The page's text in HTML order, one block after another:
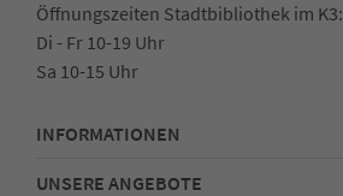
Öffnungszeiten Stadtbibliothek im K3:
Di - Fr 10-19 Uhr
Sa 10-15 Uhr
INFORMATIONEN
UNSERE ANGEBOTE